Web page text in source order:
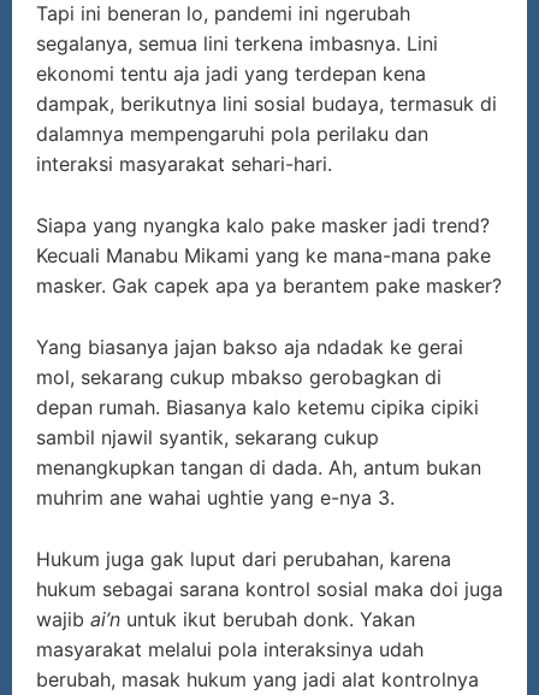
Tapi ini beneran lo, pandemi ini ngerubah
segalanya, semua lini terkena imbasnya. Lini
ekonomi tentu aja jadi yang terdepan kena
dampak, berikutnya lini sosial budaya, termasuk di
dalamnya mempengaruhi pola perilaku dan
interaksi masyarakat sehari-hari.
Siapa yang nyangka kalo pake masker jadi trend?
Kecuali Manabu Mikami yang ke mana-mana pake
masker. Gak capek apa ya berantem pake masker?
Yang biasanya jajan bakso aja ndadak ke gerai
mol, sekarang cukup mbakso gerobagkan di
depan rumah. Biasanya kalo ketemu cipika cipiki
sambil njawil syantik, sekarang cukup
menangkupkan tangan di dada. Ah, antum bukan
muhrim ane wahai ughtie yang e-nya 3.
Hukum juga gak luput dari perubahan, karena
hukum sebagai sarana kontrol sosial maka doi juga
wajib ai’n untuk ikut berubah donk. Yakan
masyarakat melalui pola interaksinya udah
berubah, masak hukum yang jadi alat kontrolnya